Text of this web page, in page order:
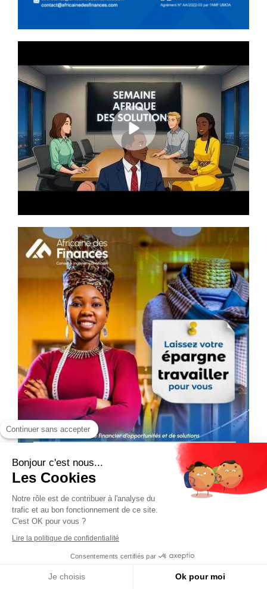
Continuer sans accepter
Bonjour c'est nous...
Les Cookies
Notre rôle est de contribuer à l'analyse du
trafic et au bon fonctionnement de ce site.
C'est OK pour vous ?
Lire la politique de confidentialité
Consentements certifiés par
Je choisis Ok pour moi